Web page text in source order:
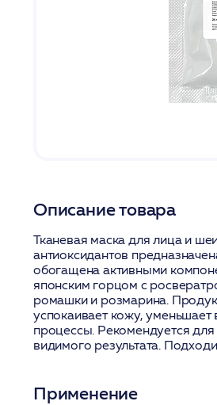
Описание товара
Тканевая маска для лица и
антиоксидантов
обогащена активными
японским горцом с
ромашки и розмарина.
успокаивает кожу,
процессы. Рекомендуется
видимого результата.
Применение